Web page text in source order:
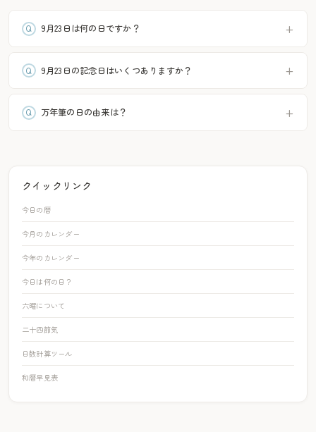
9月23日は何の日ですか？
9月23日の記念日はいくつありますか？
万年筆の日の由来は？
クイックリンク
今日の暦
今月のカレンダー
今年のカレンダー
今日は何の日？
六曜について
二十四節気
日数計算ツール
和暦早見表